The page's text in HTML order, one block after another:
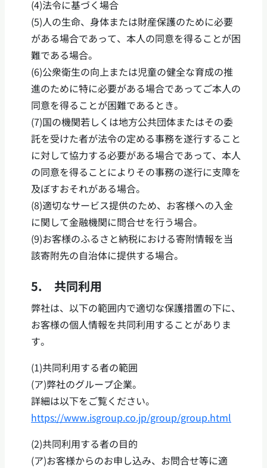
(4)法令に基づく場合
(5)人の生命、身体または財産保護のために必要
がある場合であって、本人の同意を得ることが困
難である場合。
(6)公衆衛生の向上または児童の健全な育成の推
進のために特に必要がある場合であってご本人の
同意を得ることが困難であるとき。
(7)国の機関若しくは地方公共団体またはその委
託を受けた者が法令の定める事務を遂行すること
に対して協力する必要がある場合であって、本人
の同意を得ることによりその事務の遂行に支障を
及ぼすおそれがある場合。
(8)適切なサービス提供のため、お客様への入金
に関して金融機関に問合せを行う場合。
(9)お客様のふるさと納税における寄附情報を当
該寄附先の自治体に提供する場合。
5. 共同利用
弊社は、以下の範囲内で適切な保護措置の下に、
お客様の個人情報を共同利用することがありま
す。
(1)共同利用する者の範囲
(ア)弊社のグループ企業。
詳細は以下をご覧ください。
https://www.isgroup.co.jp/group/group.html
(2)共同利用する者の目的
(ア)お客様からのお申し込み、お問合せ等に適